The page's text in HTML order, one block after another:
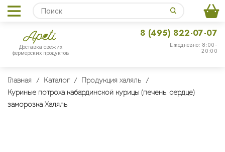
Доставка свежих
фермерских продуктов
Ежедневно: 8:00-
20:00
8 (495) 822-07-07
Главная Каталог
Продукция халяль
Куриные потроха кабардинской курицы (печень, сердце)
заморозка Халяль